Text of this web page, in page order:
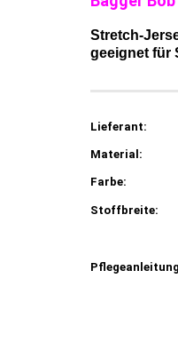
Stretch-
geeignet für
Lieferant:
Material:
Farbe:
Stoffbreite: